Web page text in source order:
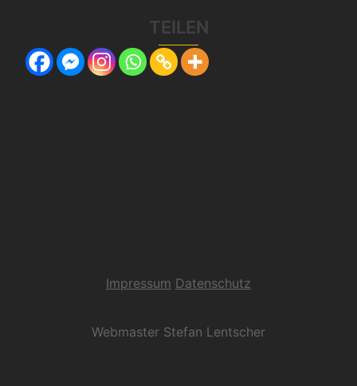
TEILEN
Impressum Datenschutz
Webmaster Stefan Lentscher